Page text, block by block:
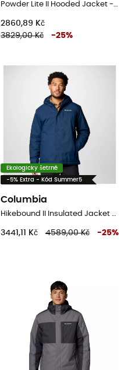
Powder Lite II Hooded Jacket - Dámská péřova
2860,89 Kč
3829,00 Kč
-25%
Ekologicky šetrné
-5% Extra - Kód Summer5
Columbia
Hikebound II Insulated Jacket - Pánská nepromokavá bunda
3441,11 Kč 4589,00 Kč -25%